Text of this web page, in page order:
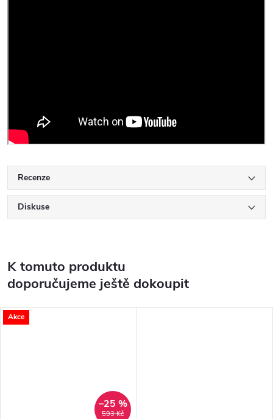
Recenze
Diskuse
K tomuto produktu
doporučujeme ještě dokoupit
Akce
593 Kč
–25 %